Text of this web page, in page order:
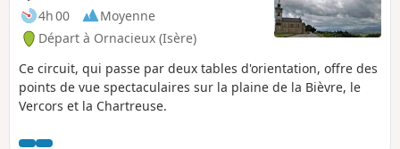
4h 00
Moyenne
Départ à Ornacieux (Isère)
Ce circuit, qui passe par deux tables d'orientation, offre des
points de vue spectaculaires sur la plaine de la Bièvre, le
Vercors et la Chartreuse.